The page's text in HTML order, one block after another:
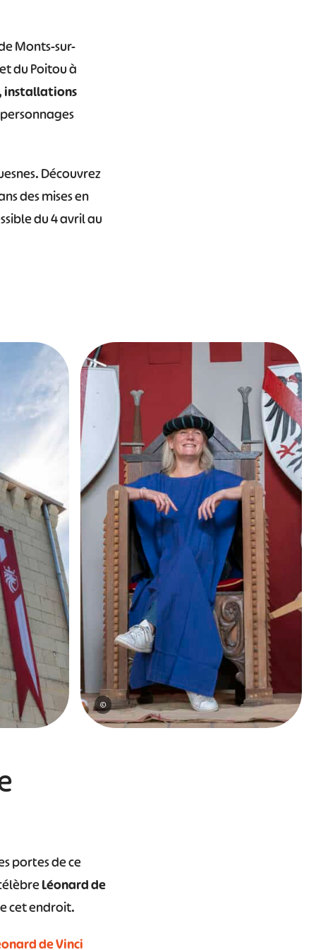
Monts-sur-
du Poitou à
installations
Découvrez
des mises en
du 4 avril au
©
portes de ce
Léonard de
cet endroit.
de Vinci